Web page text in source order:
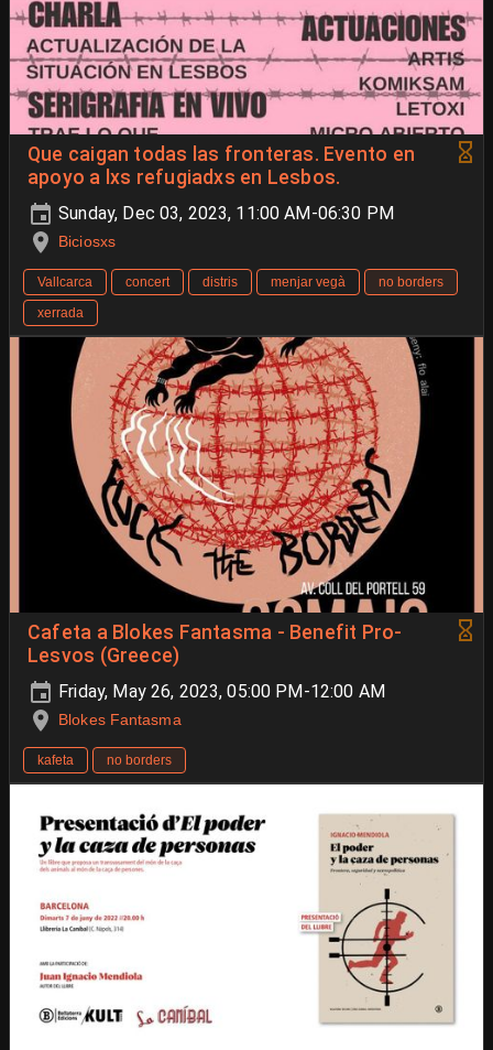
Que caigan todas las fronteras. Evento en
apoyo a lxs refugiadxs en Lesbos.
Sunday, Dec 03, 2023, 11:00 AM-06:30 PM
Biciosxs
Vallcarca concert distris menjar vegà
no borders
xerrada
Cafeta a Blokes Fantasma - Benefit Pro-
Lesvos (Greece)
Friday, May 26, 2023, 05:00 PM-12:00 AM
Blokes Fantasma
kafeta no borders